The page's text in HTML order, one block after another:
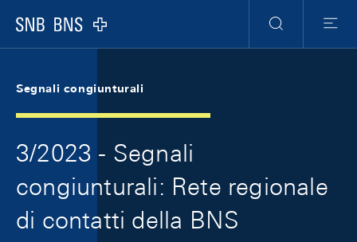
Logo
Ricerca
Menu
Segnali congiunturali
3/2023 - Segnali
congiunturali: Rete regionale
di contatti della BNS